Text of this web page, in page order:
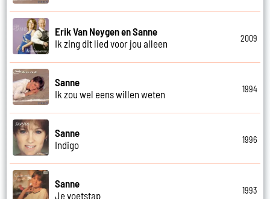
Erik Van Neygen en Sanne
Ik zing dit lied voor jou alleen
2009
Sanne
Ik zou wel eens willen weten
1994
Sanne
Indigo
1996
Sanne
Je voetstap
1993